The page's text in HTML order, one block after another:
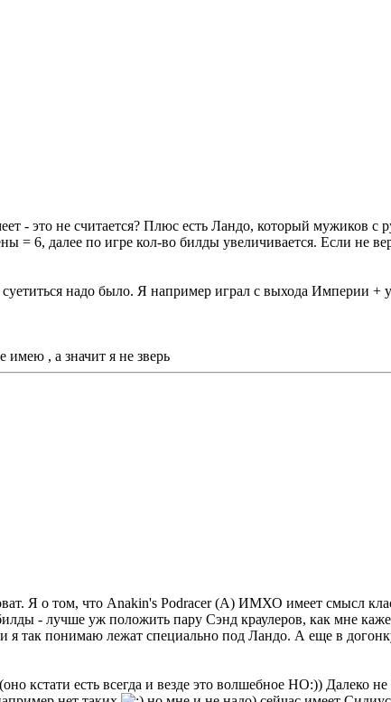
- это не считается? Плюс есть Ландо, который мужиков
= 6, далее по игре кол-во билды увеличивается. Если не
суетиться надо было. Я например играл с выхода
, а значит я не зверь
Я о том, что Anakin's Podracer (A) ИМХО имеет смысл
- лучше уж положить пару Сэнд краулеров, как мне
я так понимаю лежат специально под Ландо. А еще в
кстати есть всегда и везде это волшебное НО:)) Далеко